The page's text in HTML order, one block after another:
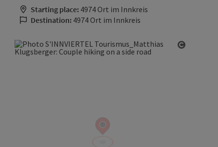
Starting place: 4974 Ort im Innkreis
Destination: 4974 Ort im Innkreis